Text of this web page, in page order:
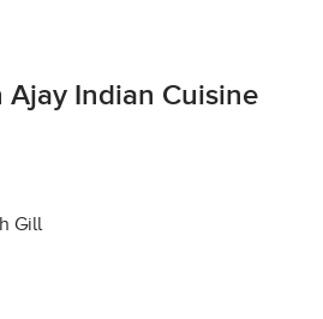
Ajay Indian Cuisine
Gill